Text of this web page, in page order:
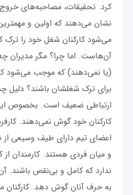
کرد. تحقیقات، مصاحبه‌های
نشان می‌دهند که اولین و
می‌شود کارکنان شغل خود را ترک
آن‌هاست. اما چرا؟ مگر مدیران
(یا نمی‌دهند) که موجب می‌شود
برای ترک شغلشان باشند؟ دلیل
ارتباطی ضعیف است. بخصوص
کارکنان خود گوش نمی‌دهند.
اعضای تیم دارای طیف‌ وسیعی از
و میان فردی هستند. کارمندان از
ندارد که کامل و بی‌نقص باشند.
به حرف آنان گوش دهد. کارکنان